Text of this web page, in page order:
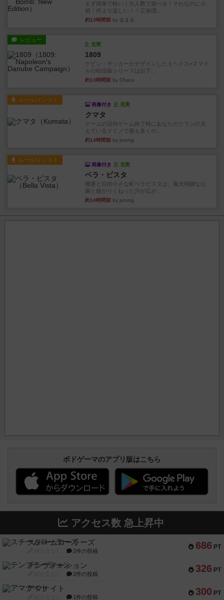
まず簡単で軽い！大人数で遊べる！それなのに小
箱！何より楽しい！！正体隠...
約13時間前 by あまる
レビュー
充実
1809
ケビン・ザッカーがデザインした１ヘクス=２マイ
ルの戦役級シリーズは以下...
約13時間前 by Chaco
ルール/インスト
画像付き 充実
クマタ
ゲームの目的ゲーム終了時にあなたのクランの見
えているドミノで最も多くの...
約14時間前 by jurong
ルール/インスト
画像付き 充実
ベラ・ビスタ
概要と目的小さな町ベラビスタは、風光明媚な公
園と曲がりくねった川が広が...
約14時間前 by jurong
ボドゲーマのアプリ版はこちら
アクセス数 急上昇中
686 PT
スチームローラーズ
2件の投稿
326 PT
テンプテーション
2件の投稿
300 PT
アマナイト
1件の投稿